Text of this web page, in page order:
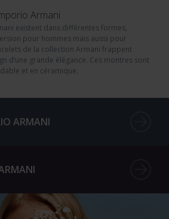
Armani
existent dans différentes formes,
pour hommes mais aussi pour
de la collection Armani frappent
d’une grande élégance. Ces montres sont
et en céramique.
ARMANI